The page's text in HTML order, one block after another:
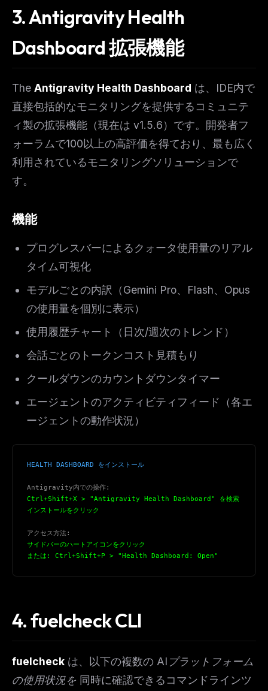
3. Antigravity Health
Dashboard 拡張機能
The Antigravity Health Dashboard は、IDE内で
直接包括的なモニタリングを提供するコミュニテ
ィ製の拡張機能（現在は v1.5.6）です。開発者フ
ォーラムで100以上の高評価を得ており、最も広く
利用されているモニタリングソリューションで
す。
機能
プログレスバーによるクォータ使用量のリアル
タイム可視化
モデルごとの内訳（Gemini Pro、Flash、Opus
の使用量を個別に表示）
使用履歴チャート（日次/週次のトレンド）
会話ごとのトークンコスト見積もり
クールダウンのカウントダウンタイマー
エージェントのアクティビティフィード（各エ
ージェントの動作状況）
HEALTH DASHBOARD をインストール
Antigravity内での操作:
Ctrl+Shift+X > "Antigravity Health Dashboard" を検索
インストールをクリック
アクセス方法:
サイドバーのハートアイコンをクリック
または: Ctrl+Shift+P > "Health Dashboard: Open"
4. fuelcheck CLI
fuelcheck は、以下の複数の AIプラットフォーム
の使用状況を 同時に確認できるコマンドラインツ